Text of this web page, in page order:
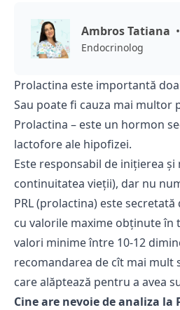
Ambros Tatiana
Endocrinolog
Prolactina este importantă
Sau poate fi cauza mai multor
Prolactina – este un hormon
lactofore ale hipofizei.
Este responsabil de inițierea
continuitatea vieții), dar nu
PRL (prolactina) este
cu valorile maxime obținute
valori minime între 10-12
recomandarea de cît mai mult
care alăptează pentru a avea
Cine are nevoie de analiza la